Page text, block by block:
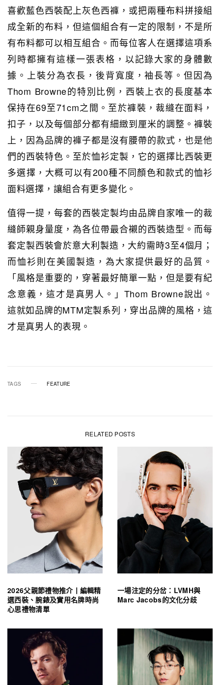
喜歡藍色西裝配上灰色西褲，或把兩種布料拼接組
成全新的布料，但這個組合有一定的限制，不是所
有布料都可以相互組合。而每位客人在選擇這項系
列時都擁有這樣一張表格，以記錄大家的身體數
據。上裝分為衣長，後背寬度，袖長等。但因為
Thom Browne的特別比例，西裝上衣的長度基本
保持在69至71cm之間。至於褲裝，裁縫在面料，
扣子，以及每個部分都有細緻到厘米的調整。褲裝
上，因為品牌的褲子都是沒有腰帶的款式，也是他
們的西裝特色。至於恤衫定製，它的選擇比西裝更
多選擇，大概可以有200種不同顏色和款式的恤衫
面料選擇，讓組合有更多變化。
值得一提，每套的西裝定製均由品牌自家唯一的裁
縫師親身量度，為各位帶最合襯的西裝造型。而每
套定製西裝會於意大利製造，大約需時3至4個月；
而恤衫則在美國製造，為大家提供最好的品質。
「風格是重要的，穿著最好簡單一點，但是要有紀
念意義，這才是真男人。」Thom Browne說出。
這就如品牌的MTM定製系列，穿出品牌的風格，這
才是真男人的表現。
TAGS FEATURE
RELATED POSTS
2026父親節禮物推介丨編輯精
選西裝、腕錶及實用名牌時尚
心思禮物清單
一場注定的分岔：LVMH與
Marc Jacobs的文化分歧